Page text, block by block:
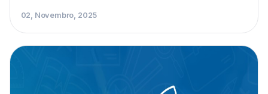
02, Novembro, 2025